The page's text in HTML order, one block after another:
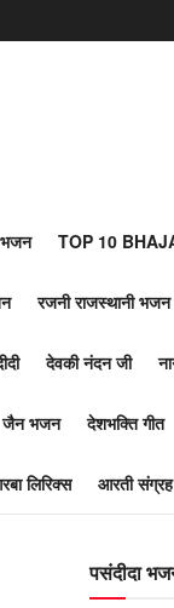
TOP 10
रजनी राजस्थानी भजन
देवकी नंदन जी
जैन भजन देशभक्ति गीत
लिरिक्स आरती संग्रह
पसंदीदा